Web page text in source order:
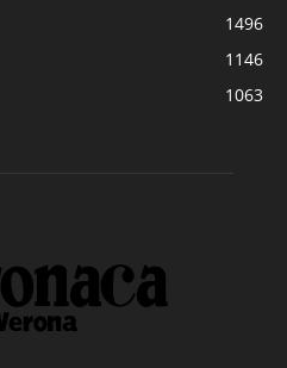
1496
1146
1063